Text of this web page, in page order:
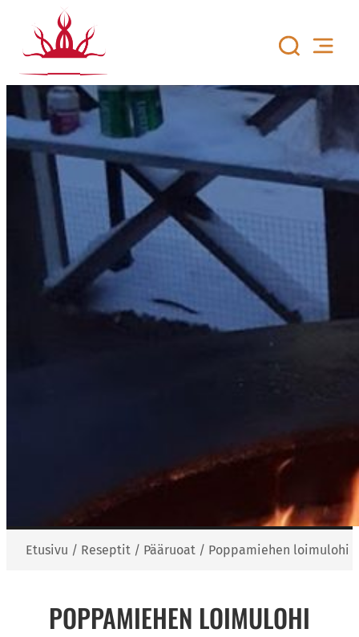
sisältöön
Etusivu / Reseptit / Pääruoat / Poppamiehen loimulohi
POPPAMIEHEN LOIMULOHI